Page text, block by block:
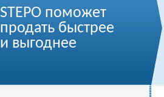
STEPO поможет
продать быстрее
и выгоднее